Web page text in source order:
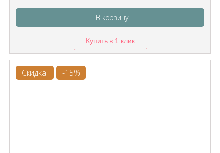
В корзину
Купить в 1 клик
Скидка! -15%